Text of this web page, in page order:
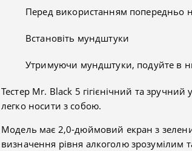
Перед використанням попередньо
Встановіть мундштуки
Утримуючи мундштуки, подуйте в
Тестер Mr. Black 5 гігієнічний та
легко носити з собою.
Модель має 2,0-дюймовий екран з
визначення рівня алкоголю зрозумілим